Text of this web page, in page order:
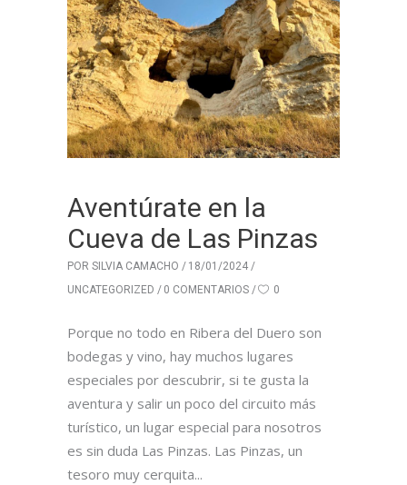
Aventúrate en la
Cueva de Las Pinzas
POR SILVIA CAMACHO
18/01/2024
UNCATEGORIZED
0 COMENTARIOS 0
Porque no todo en Ribera del Duero son
bodegas y vino, hay muchos lugares
especiales por descubrir, si te gusta la
aventura y salir un poco del circuito más
turístico, un lugar especial para nosotros
es sin duda Las Pinzas. Las Pinzas, un
tesoro muy cerquita